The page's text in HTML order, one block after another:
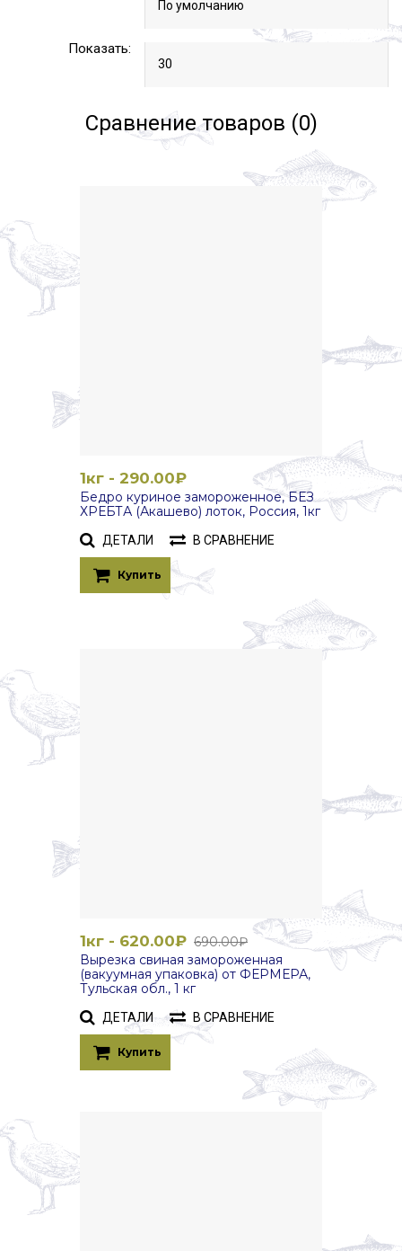
Показать:
Сравнение товаров (0)
1кг - 290.00₽
Бедро куриное замороженное, БЕЗ
ХРЕБТА (Акашево) лоток, Россия, 1кг
ДЕТАЛИ В СРАВНЕНИЕ
Купить
1кг - 620.00₽ 690.00₽
Вырезка свиная замороженная
(вакуумная упаковка) от ФЕРМЕРА,
Тульская обл., 1 кг
ДЕТАЛИ В СРАВНЕНИЕ
Купить